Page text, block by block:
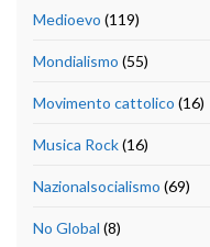
Medioevo (119)
Mondialismo (55)
Movimento cattolico (16)
Musica Rock(16)
Nazionalsocialismo (69)
No Global (8)